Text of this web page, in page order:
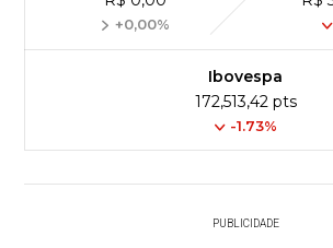
+0,00%
Ibovespa
172,513,42 pts
-1.73%
PUBLICIDADE